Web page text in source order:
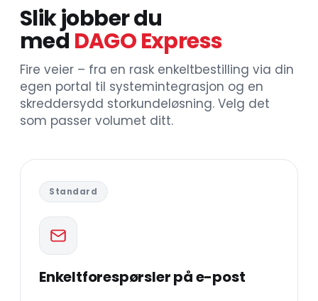
Slik jobber du
med DAGO Express
Fire veier – fra en rask enkeltbestilling via din
egen portal til systemintegrasjon og en
skreddersydd storkundeløsning. Velg det
som passer volumet ditt.
Standard
Enkeltforespørsler på e-post